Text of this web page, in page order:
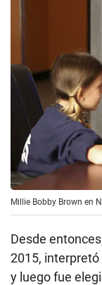
Millie Bobby Brown en
Desde
2015, interpretó
y luego fue